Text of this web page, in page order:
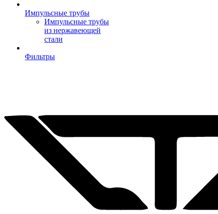
Импульсные трубы
Импульсные трубы
из нержавеющей
стали
Фильтры